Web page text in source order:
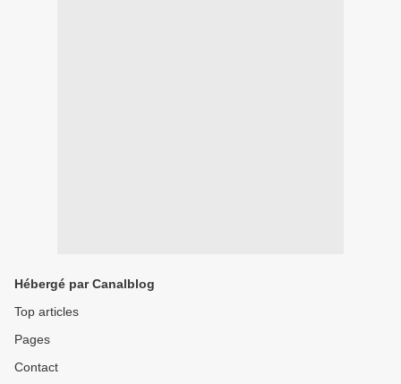
Hébergé par Canalblog
Top articles
Pages
Contact